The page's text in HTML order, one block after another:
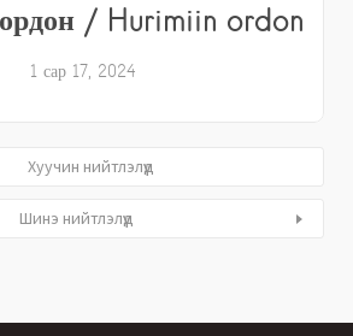
/ Hurimiin ordon
1 сар 17, 2024
Хуучин нийтлэлүүд
Шинэ нийтлэлүүд